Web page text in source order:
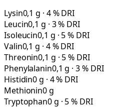
Lysin0,1 g · 4 % DRI
Leucin0,1 g · 3 % DRI
Isoleucin0,1 g · 5 % DRI
Valin0,1 g · 4 % DRI
Threonin0,1 g · 5 % DRI
Phenylalanin0,1 g · 3 % DRI
Histidin0 g · 4 % DRI
Methionin0 g
Tryptophan0 g · 5 % DRI